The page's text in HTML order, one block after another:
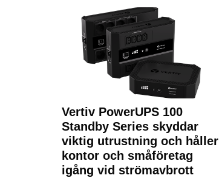
Vertiv PowerUPS 100
Standby Series skyddar
viktig utrustning och håller
kontor och småföretag
igång vid strömavbrott